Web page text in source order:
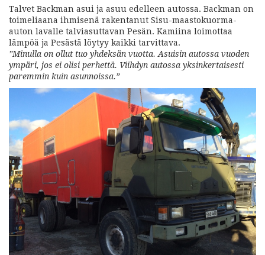
Talvet Backman asui ja asuu edelleen autossa. Backman on
toimeliaana ihmisenä rakentanut Sisu-maastokuorma-
auton lavalle talviasuttavan Pesän. Kamiina loimottaa
lämpöä ja Pesästä löytyy kaikki tarvittava.
”Minulla on ollut tuo yhdeksän vuotta. Asuisin autossa vuoden
ympäri, jos ei olisi perhettä. Viihdyn autossa yksinkertaisesti
paremmin kuin asunnoissa.”